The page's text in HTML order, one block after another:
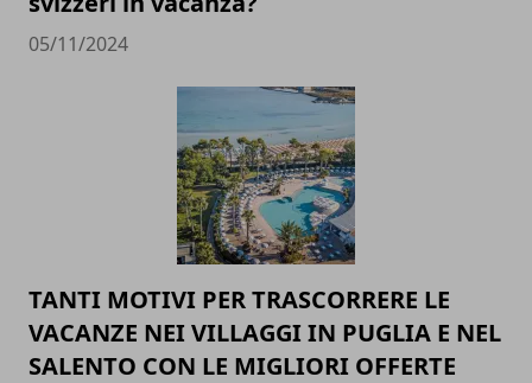
05/11/2024
TANTI MOTIVI PER TRASCORRERE LE
VACANZE NEI VILLAGGI IN PUGLIA E NEL
SALENTO CON LE MIGLIORI OFFERTE